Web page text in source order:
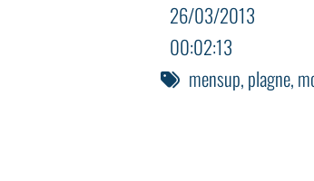
26/03/2013
00:02:13
mensup,plagne,